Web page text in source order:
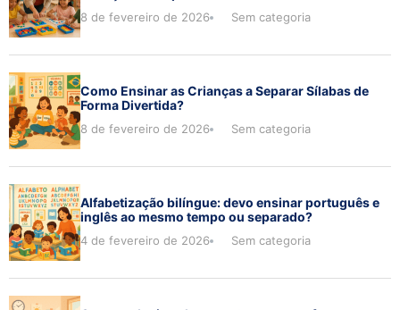
8 de fevereiro de 2026 Sem categoria
Como Ensinar as Crianças a Separar Sílabas de
Forma Divertida?
8 de fevereiro de 2026 Sem categoria
Alfabetização bilíngue: devo ensinar português e
inglês ao mesmo tempo ou separado?
4 de fevereiro de 2026 Sem categoria